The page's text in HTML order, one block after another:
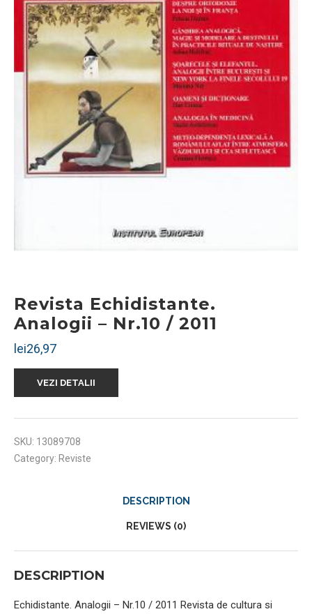
Revista Echidistante.
Analogii – Nr.10 / 2011
lei26,97
VEZI DETALII
SKU: 13089708
Category: Reviste
DESCRIPTION
REVIEWS (0)
DESCRIPTION
Echidistante. Analogii – Nr.10 / 2011 Revista de cultura si